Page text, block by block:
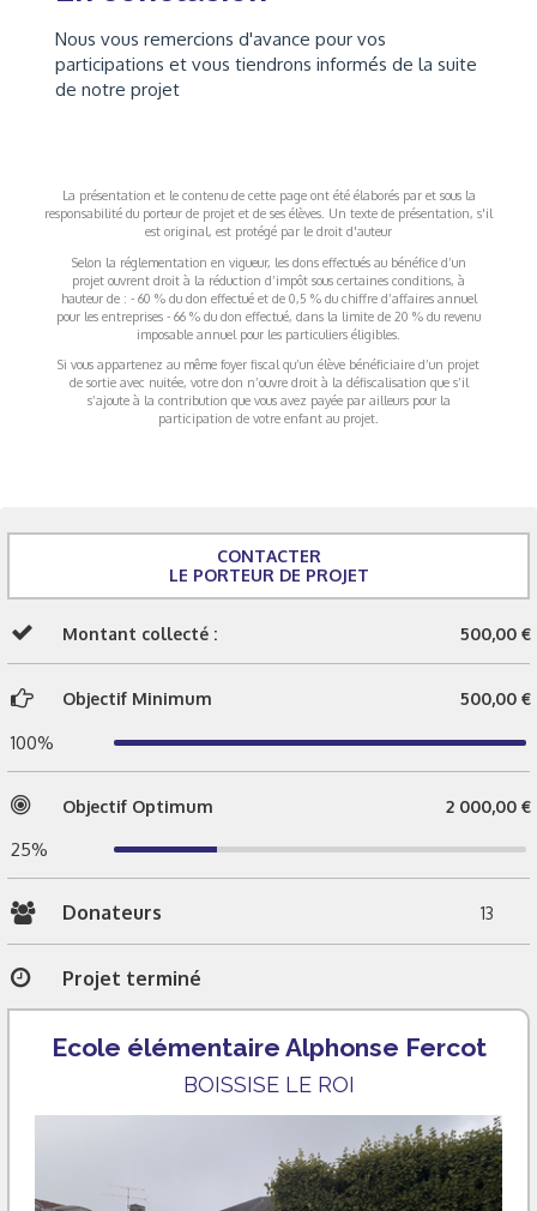
Nous vous remercions d'avance pour vos
participations et vous tiendrons informés de la suite
de notre projet
La présentation et le contenu de cette page ont été élaborés par et sous la
responsabilité du porteur de projet et de ses élèves. Un texte de présentation, s'il
est original, est protégé par le droit d'auteur
Selon la réglementation en vigueur, les dons effectués au bénéfice d’un
projet ouvrent droit à la réduction d’impôt sous certaines conditions, à
hauteur de : - 60 % du don effectué et de 0,5 % du chiffre d’affaires annuel
pour les entreprises - 66 % du don effectué, dans la limite de 20 % du revenu
imposable annuel pour les particuliers éligibles.
Si vous appartenez au même foyer fiscal qu’un élève bénéficiaire d’un projet
de sortie avec nuitée, votre don n’ouvre droit à la défiscalisation que s’il
s’ajoute à la contribution que vous avez payée par ailleurs pour la
participation de votre enfant au projet.
CONTACTER
LE PORTEUR DE PROJET
Montant collecté : 500,00 €
Objectif Minimum 500,00 €
100%
Objectif Optimum 2 000,00 €
25%
Donateurs 13
Projet terminé
Ecole élémentaire Alphonse Fercot
BOISSISE LE ROI